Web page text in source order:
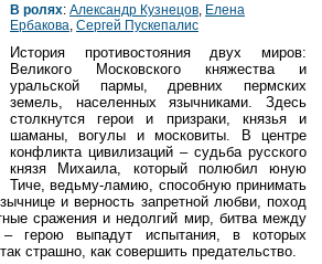
В ролях: Александр Кузнецов, Елена
Ербакова, Сергей Пускепалис
История противостояния двух миров:
Великого Московского княжества и
уральской пармы, древних пермских
земель, населенных язычниками. Здесь
столкнутся герои и призраки, князья и
шаманы, вогулы и московиты. В центре
конфликта цивилизаций – судьба русского
князя Михаила, который полюбил юную
Тиче, ведьму-ламию, способную принимать
и верность запретной любви, поход
сражения и недолгий мир, битва между
герою выпадут испытания, в которых
страшно, как совершить предательство.